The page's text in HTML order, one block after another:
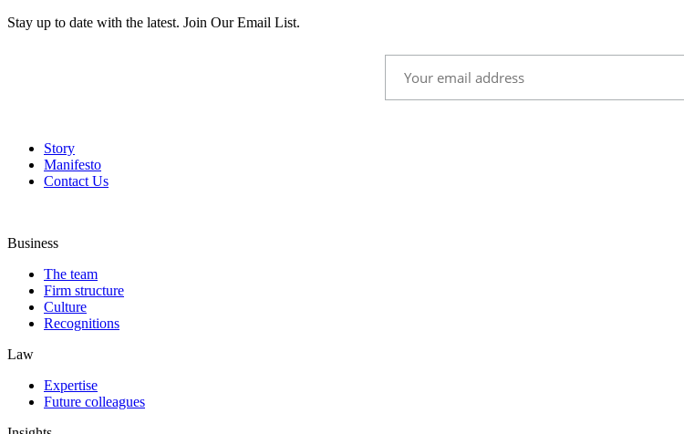
Stay up to date with the latest. Join Our Email List.
Story
Manifesto
Contact Us
Business
The team
Firm structure
Culture
Recognitions
Law
Expertise
Future colleagues